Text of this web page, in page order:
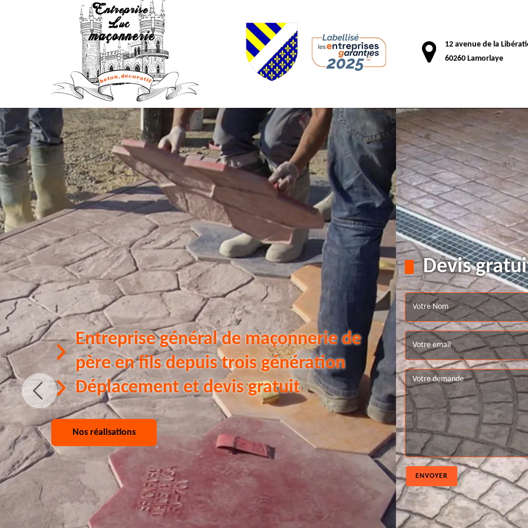
12 avenue de la
60260 Lamorlaye
Entreprise général de maçonnerie de
père en fils depuis trois génération
Déplacement et devis gratuit
Nos réalisations
Devis